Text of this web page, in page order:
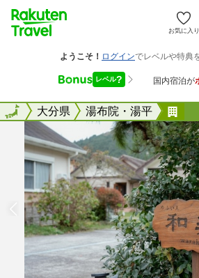
お気に入り
全国大分県 湯布院・湯平
全国